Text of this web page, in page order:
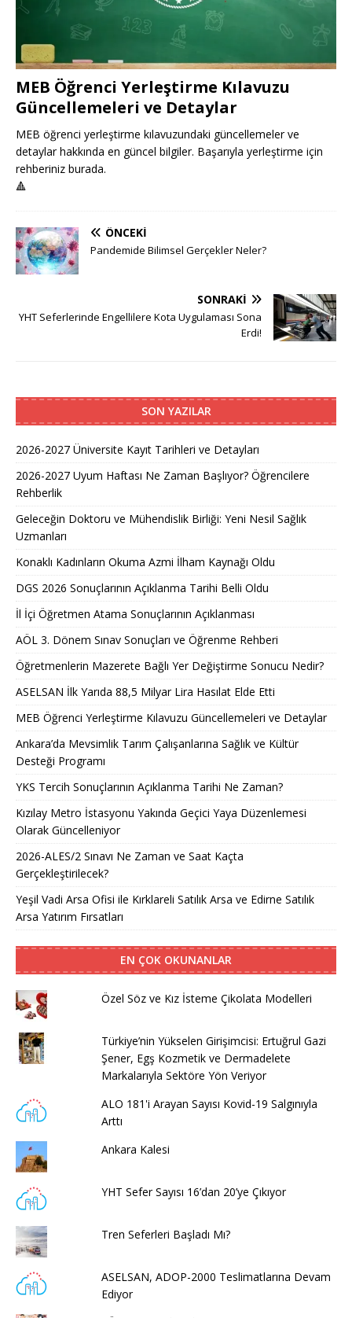
MEB Öğrenci Yerleştirme Kılavuzu
Güncellemeleri ve Detaylar
MEB öğrenci yerleştirme kılavuzundaki güncellemeler ve
detaylar hakkında en güncel bilgiler. Başarıyla yerleştirme için
rehberiniz burada.
🔺
ÖNCEKI
Pandemide Bilimsel Gerçekler Neler?
SONRAKI
YHT Seferlerinde Engellilere Kota Uygulaması Sona
Erdi!
SON YAZILAR
2026-2027 Üniversite Kayıt Tarihleri ve Detayları
2026-2027 Uyum Haftası Ne Zaman Başlıyor? Öğrencilere
Rehberlik
Geleceğin Doktoru ve Mühendislik Birliği: Yeni Nesil Sağlık
Uzmanları
Konaklı Kadınların Okuma Azmi İlham Kaynağı Oldu
DGS 2026 Sonuçlarının Açıklanma Tarihi Belli Oldu
İl İçi Öğretmen Atama Sonuçlarının Açıklanması
AÖL 3. Dönem Sınav Sonuçları ve Öğrenme Rehberi
Öğretmenlerin Mazerete Bağlı Yer Değiştirme Sonucu Nedir?
ASELSAN İlk Yarıda 88,5 Milyar Lira Hasılat Elde Etti
MEB Öğrenci Yerleştirme Kılavuzu Güncellemeleri ve Detaylar
Ankara’da Mevsimlik Tarım Çalışanlarına Sağlık ve Kültür
Desteği Programı
YKS Tercih Sonuçlarının Açıklanma Tarihi Ne Zaman?
Kızılay Metro İstasyonu Yakında Geçici Yaya Düzenlemesi
Olarak Güncelleniyor
2026-ALES/2 Sınavı Ne Zaman ve Saat Kaçta
Gerçekleştirilecek?
Yeşil Vadi Arsa Ofisi ile Kırklareli Satılık Arsa ve Edirne Satılık
Arsa Yatırım Fırsatları
EN ÇOK OKUNANLAR
Özel Söz ve Kız İsteme Çikolata Modelleri
Türkiye’nin Yükselen Girişimcisi: Ertuğrul Gazi
Şener, Egş Kozmetik ve Dermadelete
Markalarıyla Sektöre Yön Veriyor
ALO 181'i Arayan Sayısı Kovid-19 Salgınıyla
Arttı
Ankara Kalesi
YHT Sefer Sayısı 16’dan 20’ye Çıkıyor
Tren Seferleri Başladı Mı?
ASELSAN, ADOP-2000 Teslimatlarına Devam
Ediyor